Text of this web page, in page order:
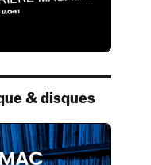
& disques